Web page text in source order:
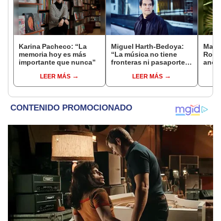
Karina Pacheco: “La
memoria hoy es más
importante que nunca”
LEER MÁS
Miguel Harth-Bedoya:
“La música no tiene
fronteras ni pasaporte,
etiquetas”LEER MÁS